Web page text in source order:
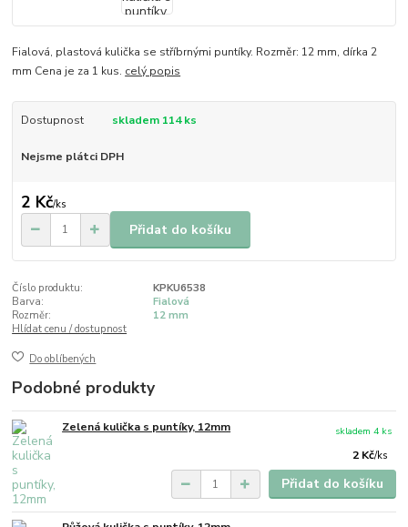
Fialová, plastová kulička se stříbrnými puntíky. Rozměr: 12 mm, dírka 2
mm Cena je za 1 kus. celý popis
Dostupnost skladem 114 ks
Nejsme plátci DPH
2 Kč/ks
Přidat do košíku
Číslo produktu:
KPKU6538
Barva:
Fialová
Rozměr:
12 mm
Hlídat cenu / dostupnost
Do oblíbených
Podobné produkty
Zelená kulička s puntíky, 12mm
2 Kč/ks
skladem 4 ks
Přidat do košíku